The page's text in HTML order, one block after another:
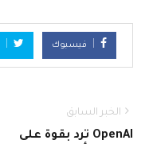
فيسبوك
الخبر السابق
OpenAI ترد بقوة على